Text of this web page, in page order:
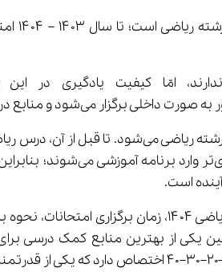
سال دهم معمولاً نخستین سالی است که دانش‌آموز
و همچنین یکی از بهترین منابع کمک